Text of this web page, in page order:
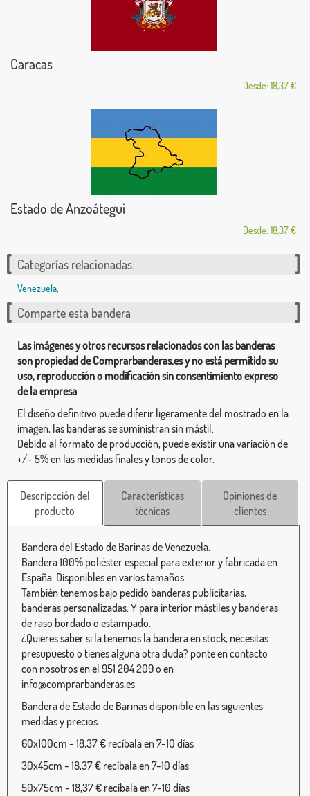
Caracas
Desde: 18,37 €
Estado de Anzoátegui
Desde: 18,37 €
Categorías relacionadas:
Venezuela,
Comparte esta bandera
Las imágenes y otros recursos relacionados con las banderas
son propiedad de Comprarbanderas.es y no está permitido su
uso, reproducción o modificación sin consentimiento expreso
de la empresa
El diseño definitivo puede diferir ligeramente del mostrado en la
imagen, las banderas se suministran sin mástil.
Debido al formato de producción, puede existir una variación de
+/- 5% en las medidas finales y tonos de color.
Descripcción del
producto
Características
técnicas
Opiniones de
clientes
Bandera del Estado de Barinas de Venezuela.
Bandera 100% poliéster especial para exterior y fabricada en
España. Disponibles en varios tamaños.
También tenemos bajo pedido banderas publicitarias,
banderas personalizadas. Y para interior mástiles y banderas
de raso bordado o estampado.
¿Quieres saber si la tenemos la bandera en stock, necesitas
presupuesto o tienes alguna otra duda? ponte en contacto
con nosotros en el 951 204 209 o en
info@comprarbanderas.es
Bandera de Estado de Barinas disponible en las siguientes
medidas y precios:
60x100cm - 18,37 € recíbala en 7-10 días
30x45cm - 18,37 € recíbala en 7-10 días
50x75cm - 18,37 € recíbala en 7-10 días